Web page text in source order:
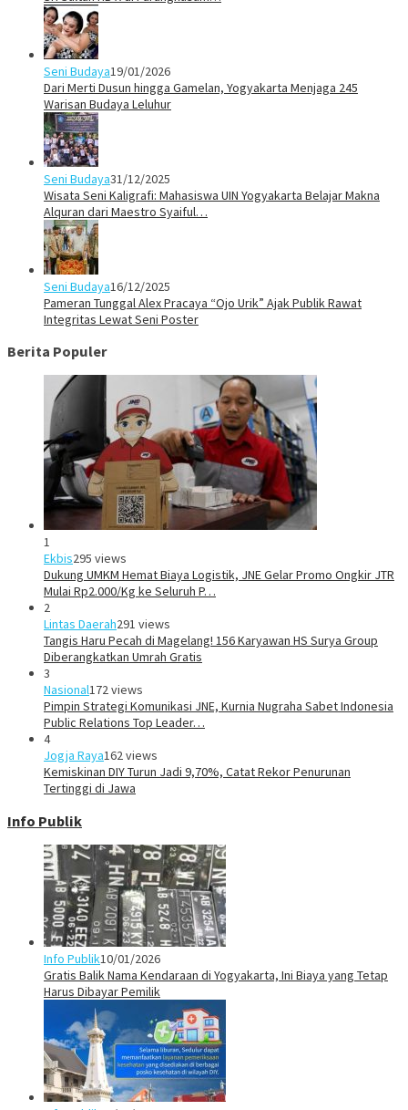
Seni Budaya19/01/2026
Dari Merti Dusun hingga Gamelan, Yogyakarta Menjaga 245
Warisan Budaya Leluhur
Seni Budaya31/12/2025
Wisata Seni Kaligrafi: Mahasiswa UIN Yogyakarta Belajar Makna
Alquran dari Maestro Syaiful…
Seni Budaya16/12/2025
Pameran Tunggal Alex Pracaya “Ojo Urik” Ajak Publik Rawat
Integritas Lewat Seni Poster
Berita Populer
1
Ekbis295 views
Dukung UMKM Hemat Biaya Logistik, JNE Gelar Promo Ongkir JTR
Mulai Rp2.000/Kg ke Seluruh P…
2
Lintas Daerah291 views
Tangis Haru Pecah di Magelang! 156 Karyawan HS Surya Group
Diberangkatkan Umrah Gratis
3
Nasional172 views
Pimpin Strategi Komunikasi JNE, Kurnia Nugraha Sabet Indonesia
Public Relations Top Leader…
4
Jogja Raya162 views
Kemiskinan DIY Turun Jadi 9,70%, Catat Rekor Penurunan
Tertinggi di Jawa
Info Publik
Info Publik10/01/2026
Gratis Balik Nama Kendaraan di Yogyakarta, Ini Biaya yang Tetap
Harus Dibayar Pemilik